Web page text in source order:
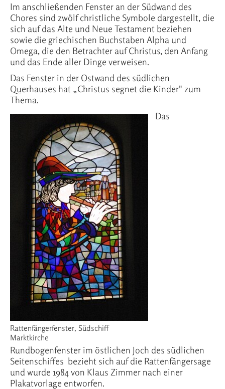
Im anschließenden Fenster an der Südwand des
Chores sind zwölf christliche Symbole dargestellt, die
sich auf das Alte und Neue Testament beziehen
sowie die griechischen Buchstaben Alpha und
Omega, die den Betrachter auf Christus, den Anfang
und das Ende aller Dinge verweisen.
Das Fenster in der Ostwand des südlichen
Querhauses hat „Christus segnet die Kinder" zum
Thema.
Rattenfängerfenster, Südschiff
Marktkirche
Das
Rundbogenfenster im östlichen Joch des südlichen
Seitenschiffes bezieht sich auf die Rattenfängersage
und wurde 1984 von Klaus Zimmer nach einer
Plakatvorlage entworfen.